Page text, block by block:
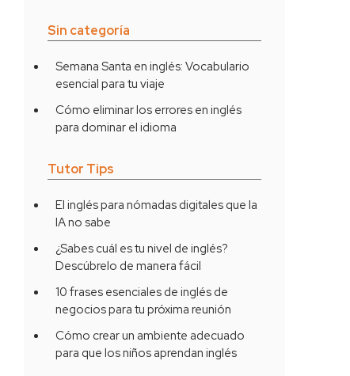
Sin categoría
Semana Santa en inglés: Vocabulario
esencial para tu viaje
Cómo eliminar los errores en inglés
para dominar el idioma
Tutor Tips
El inglés para nómadas digitales que la
IA no sabe
¿Sabes cuál es tu nivel de inglés?
Descúbrelo de manera fácil
10 frases esenciales de inglés de
negocios para tu próxima reunión
Cómo crear un ambiente adecuado
para que los niños aprendan inglés